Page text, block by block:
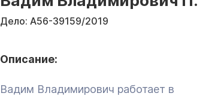
Дело: А56-39159/2019
Описание:
Вадим Владимирович работает в